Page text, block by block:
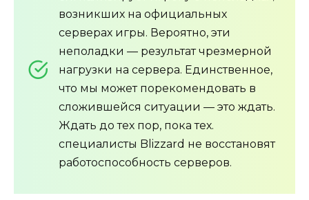
возникших на официальных
серверах игры. Вероятно, эти
неполадки — результат чрезмерной
нагрузки на сервера. Единственное,
что мы может порекомендовать в
сложившейся ситуации — это ждать.
Ждать до тех пор, пока тех.
специалисты Blizzard не восстановят
работоспособность серверов.